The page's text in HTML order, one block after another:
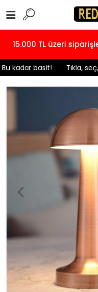
15.000 TL üzeri
kadar basit! Tıkla,